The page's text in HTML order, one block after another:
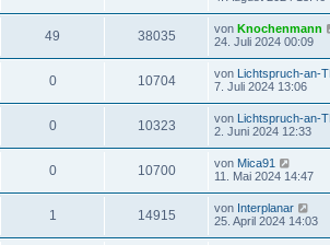
49 38035 von Knochenmann
24. Juli 2024 00:09
0 10704 von Lichtspruch-an-
7. Juli 2024 13:06
0 10323 von Lichtspruch-an-
2. Juni 2024 12:33
0 10700 von Mica91
11. Mai 2024 14:47
1 14915 von Interplanar
25. April 2024 14:03